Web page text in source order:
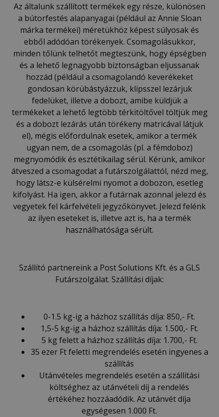
Az általunk szállított termékek egy része, különösen
a bútorfestés alapanyagai (például az Annie Sloan
márka termékei) méretükhöz képest súlyosak és
ebből adódóan törékenyek. Csomagolásukkor,
minden tőlünk telhetőt megteszünk, hogy épségben
és a lehető legnagyobb biztonságban eljussanak
hozzád (például a csomagolandó keverékeket
gondosan körübástyázzuk, klipsszel lezárjuk
fedelüket, illetve a dobozt, amibe küldjük a
termékeket a lehető legtöbb térkitöltővel töltjük meg
és a dobozt lezárás után törékeny matricával látjuk
el), mégis előfordulnak esetek, amikor a termék
ugyan nem, de a csomagolás (pl. a fémdoboz)
megnyomódik és esztétikailag sérül. Kérünk, amikor
átveszed a csomagodat a futárszolgálattól, nézd meg,
hogy látsz-e külsérelmi nyomot a dobozon, esetleg
kifolyást. Ha igen, akkor a futárnak azonnal jelezd és
vegyetek fel kárfelvételi jegyzőkönyvet. Jelezd felénk
az ilyen eseteket is, illetve azt is, ha a termék
használhatósága sérült.
Szállító partnereink a Post Solutions Kft. és a GLS
Futárszolgálat. Szállítási díjak:
0-1.5 kg-ig a házhoz szállítás díja: 850,- Ft.
1,5-5 kg-ig a házhoz szállítás díja: 1.500,- Ft.
5 kg felett a házhoz szállítás díja: 1.700,- Ft.
35 ezer Ft feletti megrendelés esetén ingyenes a
szállítás
Utánvételes megrendelés esetén a szállítási
költséghez az utánvételi díj a rendelés
értékéhez hozzáadódik. Az utánvét díja
egységesen 1.000 Ft.